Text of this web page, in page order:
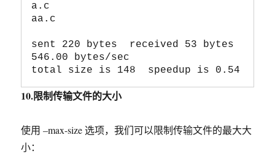
a.c
aa.c
sent 220 bytes  received 53 bytes
546.00 bytes/sec
10.限制传输文件的大小
使用 –max-size 选项，我们可以限制传输文件的最大大
小：